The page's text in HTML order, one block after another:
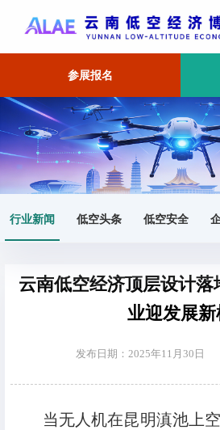
参展报名
行业新闻 低空头条 低空安全
首页 行业新闻 正文
云南低空经济顶层设计
业迎发展新
发布日期：2025年11月30日
当无人机在昆明滇池上